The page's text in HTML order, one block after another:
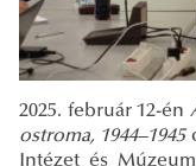
2025. február 12-én
ostroma, 1944–1945
Intézet és